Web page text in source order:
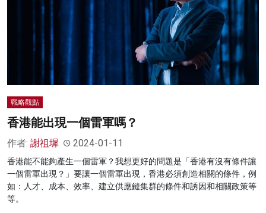
戰略觀點
香港能出現一個雷軍嗎？
作者: 謝祖墀 2024-01-11
香港能不能夠產生一個雷軍？我想更好的問題是「香港有沒有條件讓
一個雷軍出現？」要讓一個雷軍出現，香港必須創造相關的條件，例
如：人才、成本、效率、建立供應鏈集群的條件和誘因和相關政策等
等。